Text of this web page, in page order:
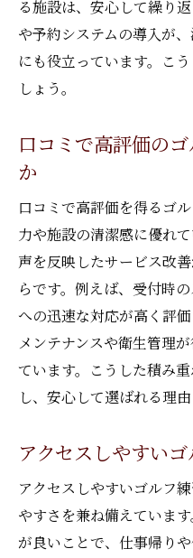
る施設は、安心して繰り
や予約システムの導入が
にも役立っています。こ
しょう。
口コミで高評価の
か
口コミで高評価を得るゴ
力や施設の清潔感に優れ
声を反映したサービス改
らです。例えば、受付時
への迅速な対応が高く評
メンテナンスや衛生管理
ています。こうした積み
し、安心して選ばれる理由
アクセスしやすい
アクセスしやすいゴルフ
やすさを兼ね備えていま
が良いことで、仕事帰り